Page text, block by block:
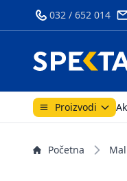
032 / 652 014
Proizvodi
Početna